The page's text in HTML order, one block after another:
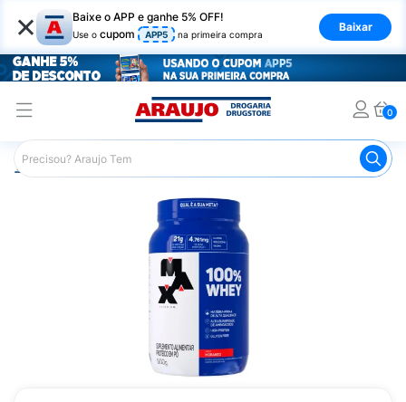
× Baixe o APP e ganhe 5% OFF!
Use o cupom APP5 na primeira compra
Baixar
0
Araujo Nutrição Saudável Suplementos Esportivos